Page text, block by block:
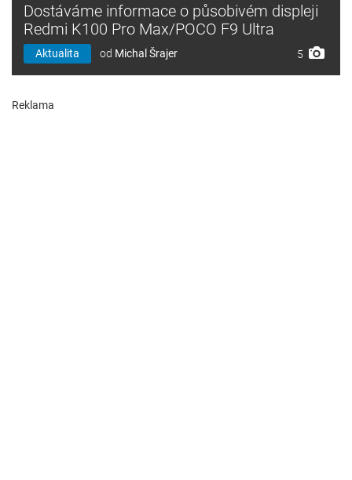
Dostáváme informace o působivém displeji
Redmi K100 Pro Max/POCO F9 Ultra
Aktualita od Michal Šrajer 5
Reklama